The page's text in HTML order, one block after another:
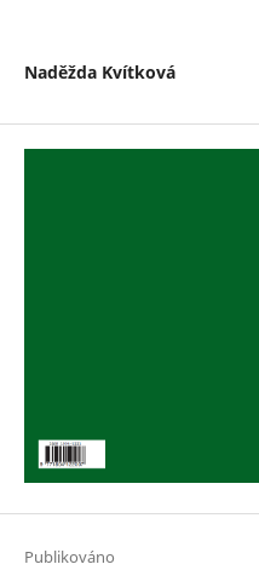
Naděžda Kvítková
Publikováno